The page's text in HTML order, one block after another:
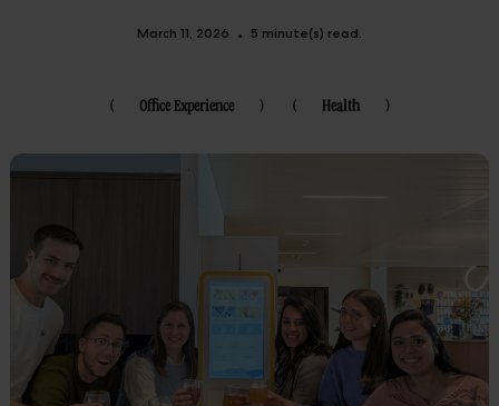
Blog
March 11, 2026 • 5 minute(s) read.
( Office Experience ) ( Health )